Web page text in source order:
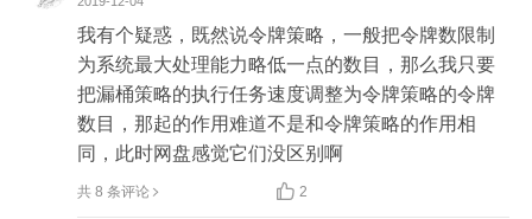
我有个疑惑，既然说令牌策略，一般把令牌数限制
为系统最大处理能力略低一点的数目，那么我只要
把漏桶策略的执行任务速度调整为令牌策略的令牌
数目，那起的作用难道不是和令牌策略的作用相
同，此时网盘感觉它们没区别啊
共 8 条评论  2